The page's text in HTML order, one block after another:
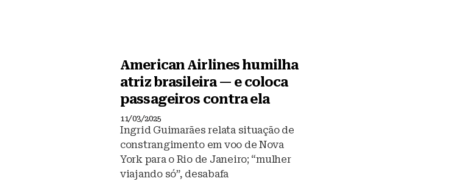
American Airlines humilha
atriz brasileira — e coloca
passageiros contra ela
11/03/2025
Ingrid Guimarães relata situação de
constrangimento em voo de Nova
York para o Rio de Janeiro; “mulher
viajando só”, desabafa